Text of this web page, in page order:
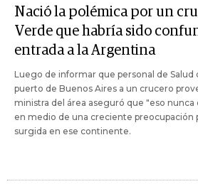
Nació la polémica por un
Verde que habría sido
entrada a la Argentina
Luego de informar que personal de Salud
puerto de Buenos Aires a un crucero
ministra del área aseguró que "eso nunca
en medio de una creciente preocupación
surgida en ese continente.